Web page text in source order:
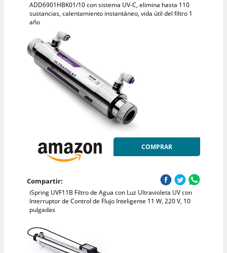
ADD6901HBK01/10 con sistema UV-C, elimina hasta 110
sustancias, calentamiento instantáneo, vida útil del filtro 1
año
COMPRAR
Compartir:
iSpring UVF11B Filtro de Agua con Luz Ultravioleta UV con
Interruptor de Control de Flujo Inteligente 11 W, 220 V, 10
pulgadas